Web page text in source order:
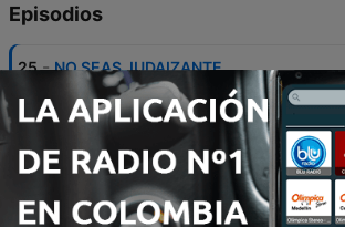
Episodios
25 - NO SEAS JUDAIZANTE.
19 ene. 2022
Noticias de Ultima Hora!
18 ene. 2022
23 - Pesaj Biblico Oh New Years Romano?